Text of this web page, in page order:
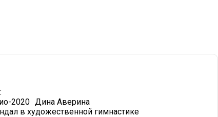
2020 Дина Аверина
в художественной гимнастике